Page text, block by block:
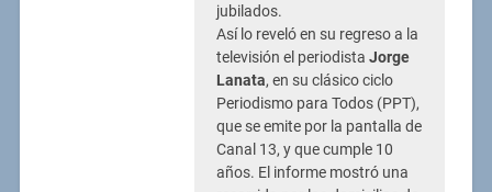
jubilados.
Así lo reveló en su regreso a la
televisión el periodista Jorge
Lanata, en su clásico ciclo
Periodismo para Todos (PPT),
que se emite por la pantalla de
Canal 13, y que cumple 10
años. El informe mostró una